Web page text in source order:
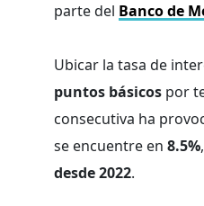
parte del Banco de
Ubicar la tasa de
puntos básicos por
consecutiva ha
se encuentre en 8.5%,
desde 2022.